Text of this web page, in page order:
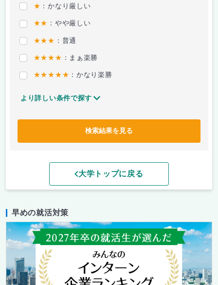
★ ：かなり厳しい
★★ ：やや厳しい
★★★ ：普通
★★★★ ：まぁ楽勝
★★★★★ ：かなり楽勝
より詳しい条件で探す
検索結果を見る
大学トップに戻る
早めの就活対策